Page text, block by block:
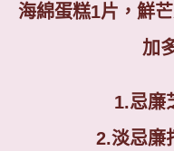
海綿蛋糕1片，鮮
加
1.忌廉
2.淡忌廉